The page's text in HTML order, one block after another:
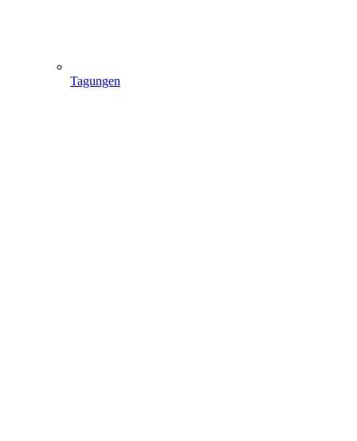
Tagungen